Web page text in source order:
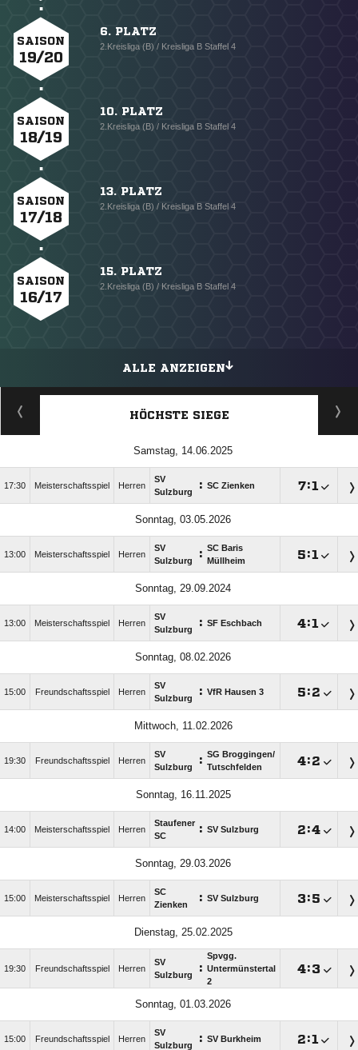
SAISON
19/20
6. PLATZ
2.Kreisliga (B) / Kreisliga B Staffel 4
SAISON
18/19
10. PLATZ
2.Kreisliga (B) / Kreisliga B Staffel 4
SAISON
17/18
13. PLATZ
2.Kreisliga (B) / Kreisliga B Staffel 4
SAISON
16/17
15. PLATZ
2.Kreisliga (B) / Kreisliga B Staffel 4
ALLE ANZEIGEN
HÖCHSTE SIEGE
Samstag, 14.06.2025
17:30 Meisterschaftsspiel Herren
SV
Sulzburg
: SC Zienken :
Sonntag, 03.05.2026
13:00 Meisterschaftsspiel Herren
SV
Sulzburg
: SC Baris
Müllheim
:
Sonntag, 29.09.2024
13:00 Meisterschaftsspiel Herren
SV
Sulzburg
: SF Eschbach :
Sonntag, 08.02.2026
15:00 Freundschaftsspiel Herren
SV
Sulzburg
: VfR Hausen 3 :
Mittwoch, 11.02.2026
19:30 Freundschaftsspiel Herren
SV
Sulzburg
: SG Broggingen/​
Tutschfelden
:
Sonntag, 16.11.2025
14:00 Meisterschaftsspiel Herren
Staufener
SC
: SV Sulzburg :
Sonntag, 29.03.2026
15:00 Meisterschaftsspiel Herren
SC
Zienken
: SV Sulzburg :
Dienstag, 25.02.2025
19:30 Freundschaftsspiel Herren
SV
Sulzburg
:
Spvgg.
Untermünstertal
2
:
Sonntag, 01.03.2026
15:00 Freundschaftsspiel Herren
SV
Sulzburg
: SV Burkheim :